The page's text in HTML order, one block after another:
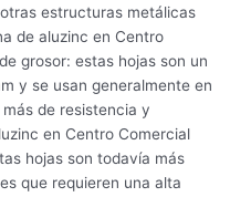
estructuras metálicas
de aluzinc en Centro
grosor: estas hojas son un
y se usan generalmente en
de resistencia y
en Centro Comercial
hojas son todavía más
que requieren una alta